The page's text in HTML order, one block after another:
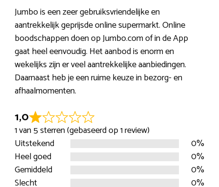
Jumbo is een zeer gebruiksvriendelijke en
aantrekkelijk geprijsde online supermarkt. Online
boodschappen doen op Jumbo.com of in de App
gaat heel eenvoudig. Het aanbod is enorm en
wekelijks zijn er veel aantrekkelijke aanbiedingen.
Daarnaast heb je een ruime keuze in bezorg- en
afhaalmomenten.
1,0
R
a
1 van 5 sterren (gebaseerd op 1 review)
Uitstekend
0%
Heel goed
0%
Gemiddeld
0%
Slecht
0%